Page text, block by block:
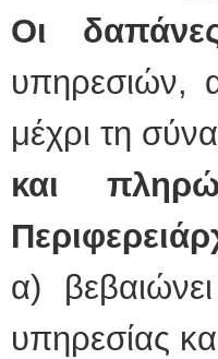
Οι
υπηρεσιών,
μέχρι τη
και
α)
υπηρεσίας